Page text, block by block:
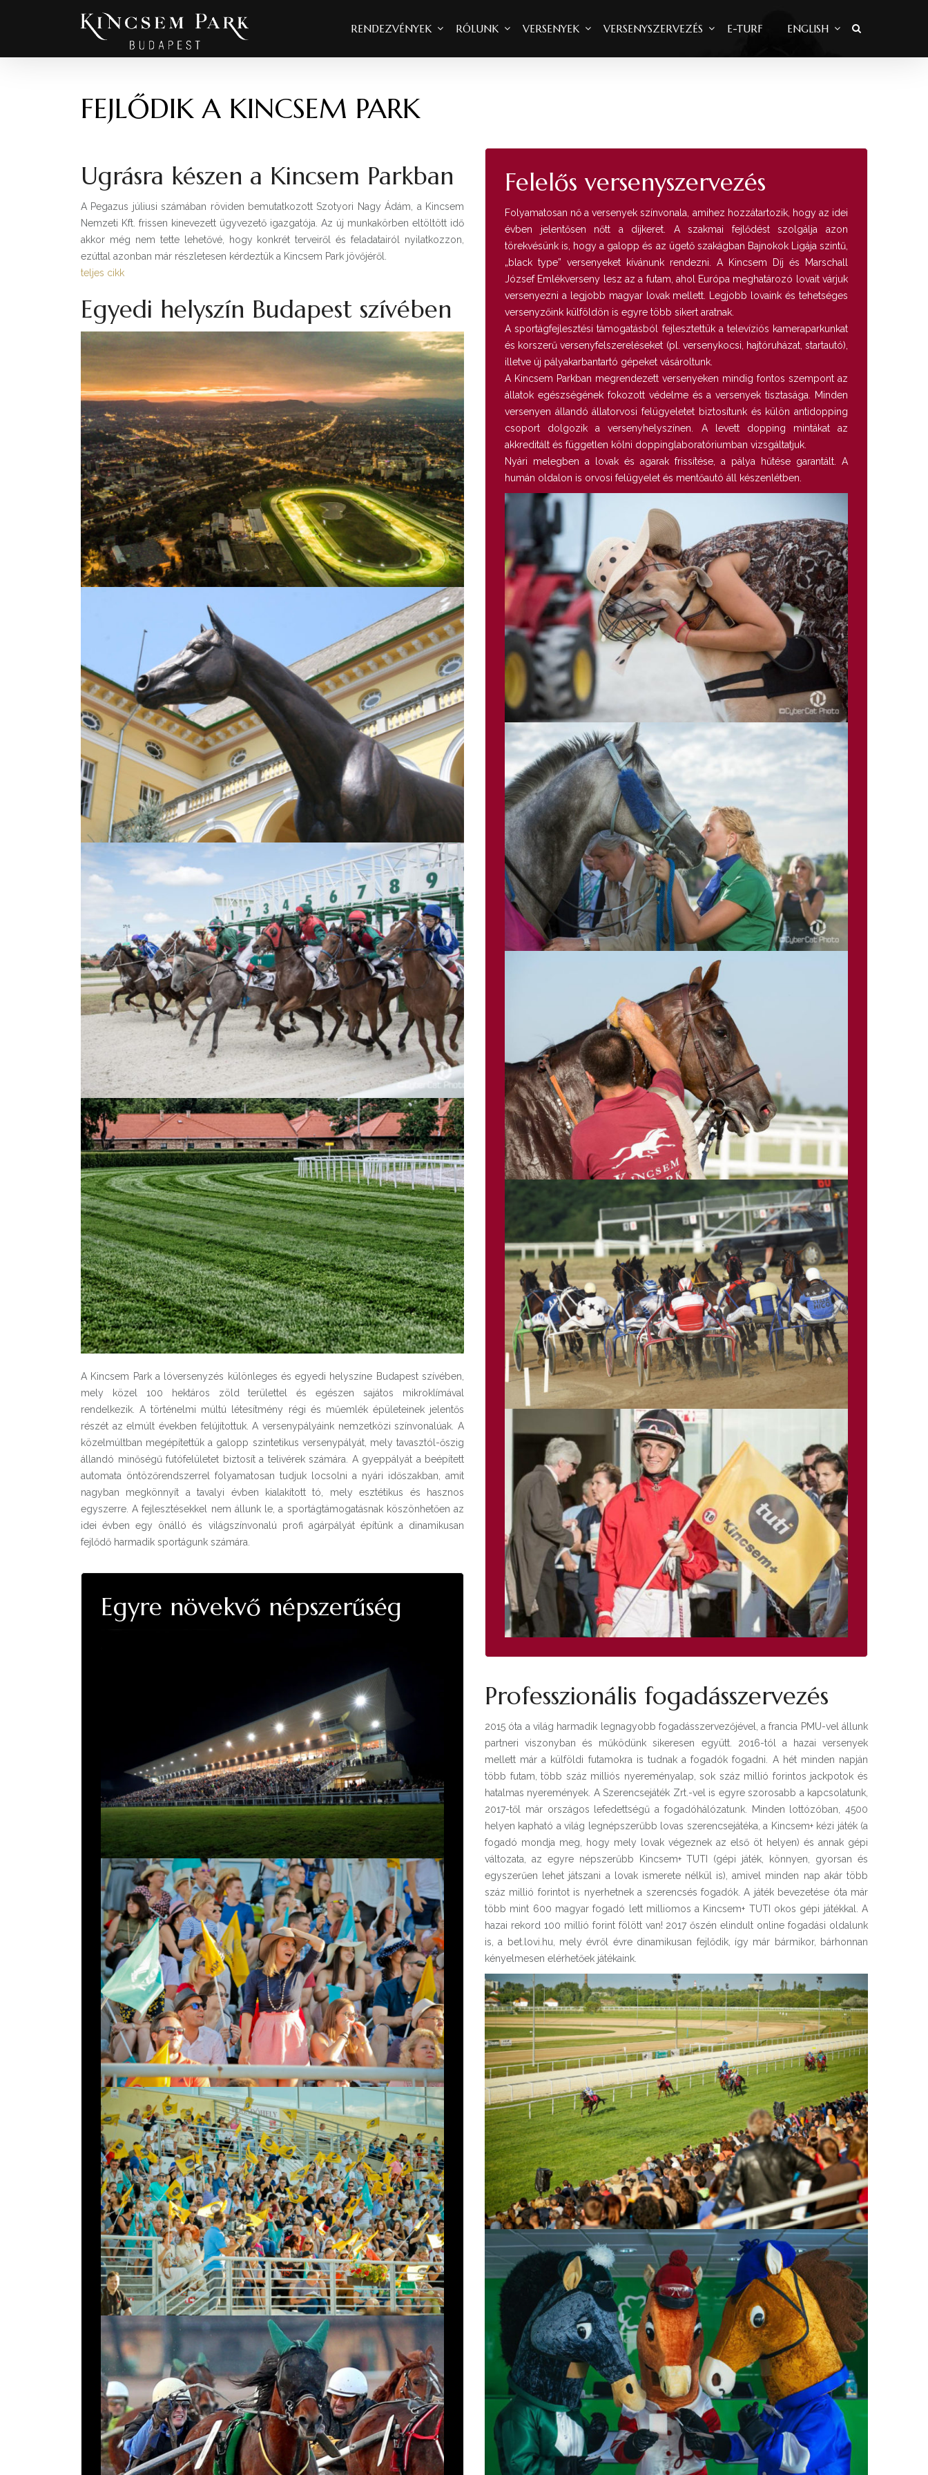
RENDEZVÉNYEK RÓLUNK VERSENYEK VERSENYSZERVEZÉS E-TURF ENGLISH
FEJLŐDIK A KINCSEM PARK
Ugrásra készen a Kincsem Parkban
A Pegazus júliusi számában röviden bemutatkozott Szotyori Nagy Ádám, a Kincsem
Nemzeti Kft. frissen kinevezett ügyvezető igazgatója. Az új munkakörben eltöltött idő
akkor még nem tette lehetővé, hogy konkrét terveiről és feladatairól nyilatkozzon,
ezúttal azonban már részletesen kérdeztük a Kincsem Park jövőjéről.
teljes cikk
Egyedi helyszín Budapest szívében
A Kincsem Park a lóversenyzés különleges és egyedi helyszíne Budapest szívében,
mely közel 100 hektáros zöld területtel és egészen sajátos mikroklímával
rendelkezik. A történelmi múltú létesítmény régi és műemlék épületeinek jelentős
részét az elmúlt években felújítottuk. A versenypályáink nemzetközi színvonalúak. A
közelmúltban megépítettük a galopp szintetikus versenypályát, mely tavasztól-őszig
állandó minőségű futófelületet biztosít a telivérek számára. A gyeppályát a beépített
automata öntözőrendszerrel folyamatosan tudjuk locsolni a nyári időszakban, amit
nagyban megkönnyít a tavalyi évben kialakított tó, mely esztétikus és hasznos
egyszerre. A fejlesztésekkel nem állunk le, a sportágtámogatásnak köszönhetően az
idei évben egy önálló és világszínvonalú profi agárpályát építünk a dinamikusan
fejlődő harmadik sportágunk számára.
Egyre növekvő népszerűség
Felelős versenyszervezés
Folyamatosan nő a versenyek színvonala, amihez hozzátartozik, hogy az idei
évben jelentősen nőtt a díjkeret. A szakmai fejlődést szolgálja azon
törekvésünk is, hogy a galopp és az ügető szakágban Bajnokok Ligája szintű,
„black type” versenyeket kívánunk rendezni. A Kincsem Díj és Marschall
József Emlékverseny lesz az a futam, ahol Európa meghatározó lovait várjuk
versenyezni a legjobb magyar lovak mellett. Legjobb lovaink és tehetséges
versenyzőink külföldön is egyre több sikert aratnak.
A sportágfejlesztési támogatásból fejlesztettük a televíziós kameraparkunkat
és korszerű versenyfelszereléseket (pl. versenykocsi, hajtóruházat, startautó),
illetve új pályakarbantartó gépeket vásároltunk.
A Kincsem Parkban megrendezett versenyeken mindig fontos szempont az
állatok egészségének fokozott védelme és a versenyek tisztasága. Minden
versenyen állandó állatorvosi felügyeletet biztosítunk és külön antidopping
csoport dolgozik a versenyhelyszínen. A levett dopping mintákat az
akkreditált és független kölni doppinglaboratóriumban vizsgáltatjuk.
Nyári melegben a lovak és agarak frissítése, a pálya hűtése garantált. A
humán oldalon is orvosi felügyelet és mentőautó áll készenlétben.
Professzionális fogadásszervezés
2015 óta a világ harmadik legnagyobb fogadásszervezőjével, a francia PMU-vel állunk
partneri viszonyban és működünk sikeresen együtt. 2016-tól a hazai versenyek
mellett már a külföldi futamokra is tudnak a fogadók fogadni. A hét minden napján
több futam, több száz milliós nyereményalap, sok száz millió forintos jackpotok és
hatalmas nyeremények. A Szerencsejáték Zrt.-vel is egyre szorosabb a kapcsolatunk,
2017-től már országos lefedettségű a fogadóhálózatunk. Minden lottózóban, 4500
helyen kapható a világ legnépszerűbb lovas szerencsejátéka, a Kincsem+ kézi játék (a
fogadó mondja meg, hogy mely lovak végeznek az első öt helyen) és annak gépi
változata, az egyre népszerűbb Kincsem+ TUTI (gépi játék, könnyen, gyorsan és
egyszerűen lehet játszani a lovak ismerete nélkül is), amivel minden nap akár több
száz millió forintot is nyerhetnek a szerencsés fogadók. A játék bevezetése óta már
több mint 600 magyar fogadó lett milliomos a Kincsem+ TUTI okos gépi játékkal. A
hazai rekord 100 millió forint fölött van! 2017 őszén elindult online fogadási oldalunk
is, a bet.lovi.hu, mely évről évre dinamikusan fejlődik, így már bármikor, bárhonnan
kényelmesen elérhetőek játékaink.